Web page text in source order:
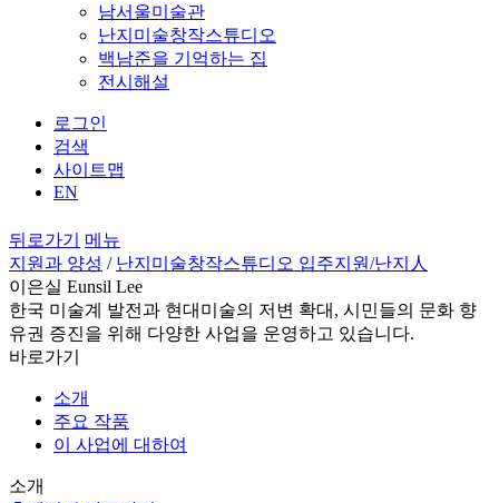
남서울미술관
난지미술창작스튜디오
백남준을 기억하는 집
전시해설
로그인
검색
사이트맵
EN
뒤로가기
메뉴
지원과 양성 / 난지미술창작스튜디오 입주지원/난지人
이은실 Eunsil Lee
한국 미술계 발전과 현대미술의 저변 확대, 시민들의 문화 향
유권 증진을 위해 다양한 사업을 운영하고 있습니다.
바로가기
소개
주요 작품
이 사업에 대하여
소개